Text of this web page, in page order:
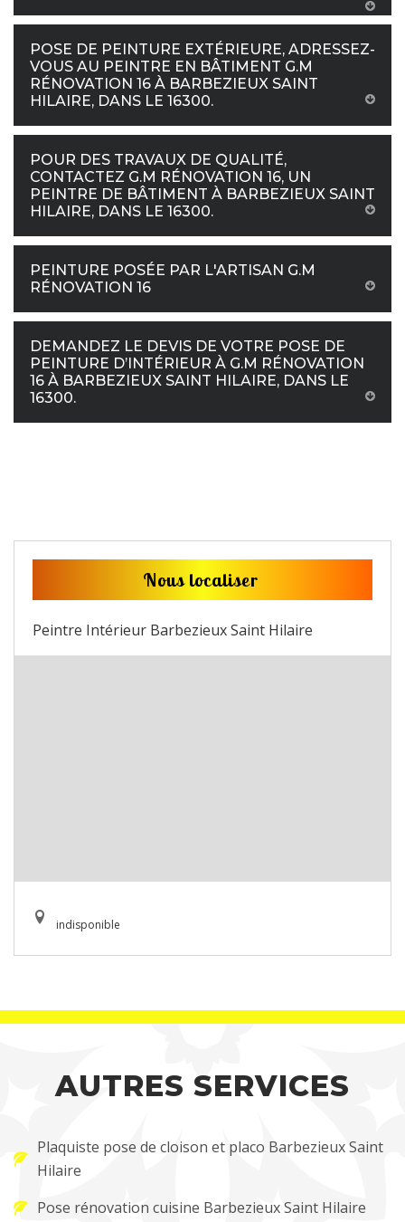
POSE DE PEINTURE EXTÉRIEURE, ADRESSEZ-
VOUS AU PEINTRE EN BÂTIMENT G.M
RÉNOVATION 16 À BARBEZIEUX SAINT
HILAIRE, DANS LE 16300.
POUR DES TRAVAUX DE QUALITÉ,
CONTACTEZ G.M RÉNOVATION 16, UN
PEINTRE DE BÂTIMENT À BARBEZIEUX SAINT
HILAIRE, DANS LE 16300.
PEINTURE POSÉE PAR L'ARTISAN G.M
RÉNOVATION 16
DEMANDEZ LE DEVIS DE VOTRE POSE DE
PEINTURE D’INTÉRIEUR À G.M RÉNOVATION
16 À BARBEZIEUX SAINT HILAIRE, DANS LE
16300.
Nous localiser
Peintre Intérieur Barbezieux Saint Hilaire
indisponible
AUTRES SERVICES
Plaquiste pose de cloison et placo Barbezieux Saint
Hilaire
Pose rénovation cuisine Barbezieux Saint Hilaire